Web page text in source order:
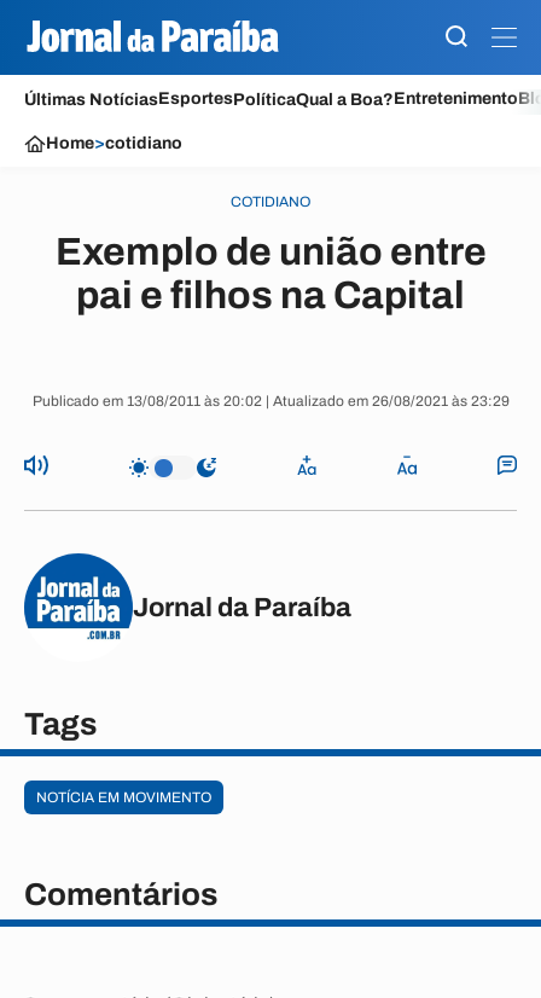
Últimas NotíciasEsportesPolíticaQual a Boa?Entretenimento
Home>cotidiano
COTIDIANO
Exemplo de união entre
pai e filhos na Capital
Publicado em 13/08/2011 às 20:02 | Atualizado em 26/08/2021 às 23:29
Jornal da Paraíba
Tags
NOTÍCIA EM MOVIMENTO
Comentários